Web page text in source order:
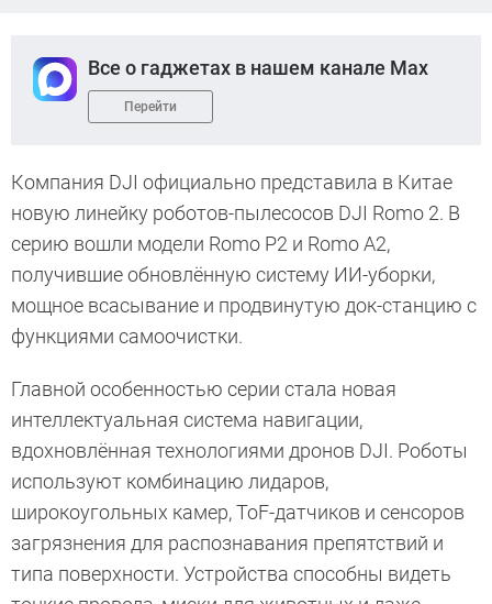
Все о гаджетах в нашем канале Max
Перейти
Компания DJI официально представила в Китае
новую линейку роботов-пылесосов DJI Romo 2. В
серию вошли модели Romo P2 и Romo A2,
получившие обновлённую систему ИИ-уборки,
мощное всасывание и продвинутую док-станцию с
функциями самоочистки.
Главной особенностью серии стала новая
интеллектуальная система навигации,
вдохновлённая технологиями дронов DJI. Роботы
используют комбинацию лидаров,
широкоугольных камер, ToF-датчиков и сенсоров
загрязнения для распознавания препятствий и
типа поверхности. Устройства способны видеть